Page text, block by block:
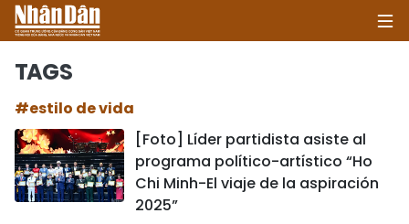
POLÍTICA
ECONOMÍA
TAGS
#estilo de vida
[Foto] Líder partidista asiste al
programa político-artístico “Ho
Chi Minh-El viaje de la aspiración
2025”